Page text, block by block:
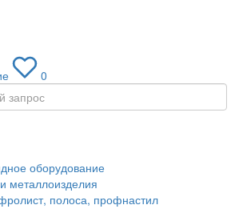
0
оборудование
металлоизделия
полоса, профнастил